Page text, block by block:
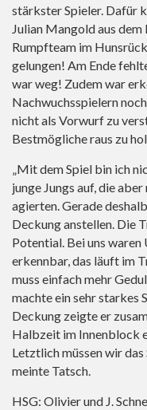
stärkster Spieler. Dafür
Julian Mangold aus
Rumpfteam im
gelungen! Am Ende
war weg! Zudem war
Nachwuchsspielern
nicht als Vorwurf zu
Bestmögliche raus zu
„Mit dem Spiel bin ich
junge Jungs auf, die
agierten. Gerade
Deckung anstellen. Die
Potential. Bei uns waren
erkennbar, das läuft im
muss einfach mehr
machte ein sehr starkes
Deckung zeigte er
Halbzeit im Innenblock
Letztlich müssen wir
meinte Tatsch.
HSG: Olivier und J.